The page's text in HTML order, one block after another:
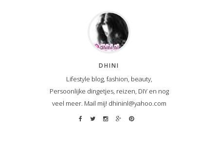
DHINI
Lifestyle blog, fashion, beauty,
Persoonlijke dingetjes, reizen, DIY en nog
veel meer. Mail mij! dhininl@yahoo.com